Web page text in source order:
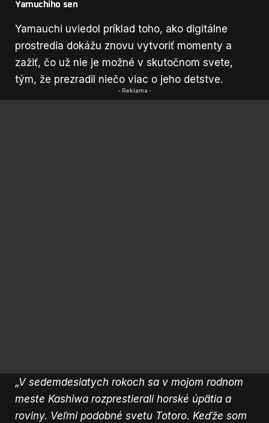
Yamuchiho sen
Yamauchi uviedol príklad toho, ako digitálne
prostredia dokážu znovu vytvoriť momenty a
zažiť, čo už nie je možné v skutočnom svete,
tým, že prezradil niečo viac o jeho detstve.
- Reklama -
„V sedemdesiatych rokoch sa v mojom rodnom
meste Kashiwa rozprestierali horské úpätia a
roviny. Veľmi podobné svetu Totoro. Keďže som